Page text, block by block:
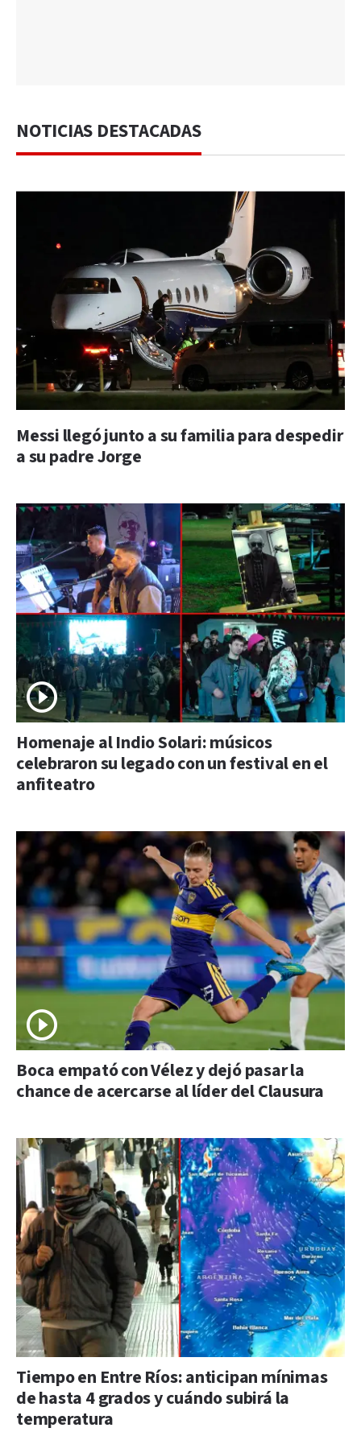
NOTICIAS DESTACADAS
Messi llegó junto a su familia para despedir
a su padre Jorge
Homenaje al Indio Solari: músicos
celebraron su legado con un festival en el
anfiteatro
Boca empató con Vélez y dejó pasar la
chance de acercarse al líder del Clausura
Tiempo en Entre Ríos: anticipan mínimas
de hasta 4 grados y cuándo subirá la
temperatura